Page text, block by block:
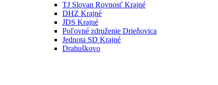
TJ Slovan Rovnosť Krajné
DHZ Krajné
JDS Krajné
Poľovné združenie Drieňovica
Jednota SD Krajné
Drahuškovo